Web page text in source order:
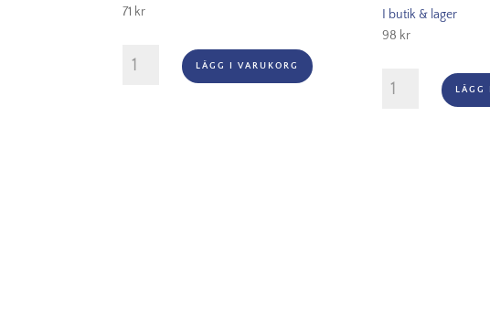
71 kr
Winton
Oljefärg
LÄGG I VARUKORG
I butik & lager
98 kr
Oljefärg
(vattenlöslig)
LÄGG